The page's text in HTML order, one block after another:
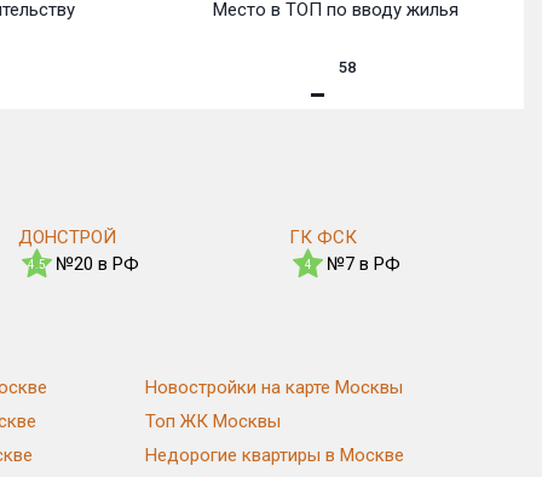
Место в ТОП по вводу жилья
58
ДОНСТРОЙ
4.5 №20 в РФ
ГК ФСК
4 №7 в РФ
Новостройки на карте Москвы
Топ ЖК Москвы
Недорогие квартиры в Москве